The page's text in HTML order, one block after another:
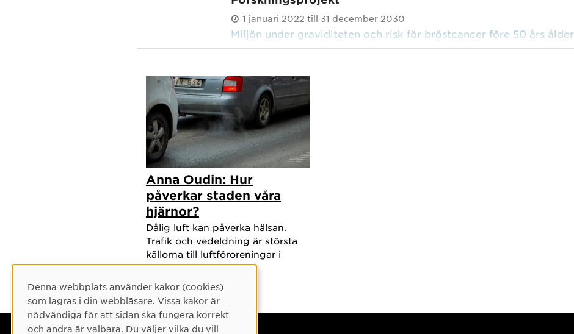
1 januari 2022 till 31 december 2030
Miljön under graviditeten och risk för bröstcancer före 50 års ålder
Luftföroreningar och astma i skolåldern
1 januari 2019 till 31 december 2028
Exponeringar under fosterstadiet och DNA metylering i
navelsträngsblod
1 januari 2016 till 31 december 2022
Luftföroreningars effekt på demens och kognition
1 januari 2016 till 31 december 2019
Anna Oudin: Hur
påverkar staden våra
hjärnor?
Dålig luft kan påverka hälsan.
Trafik och vedeldning är största
källorna till luftföroreningar i
Sverige.
Cookie-samtycke
Denna webbplats använder kakor (cookies)
som lagras i din webbläsare. Vissa kakor är
nödvändiga för att sidan ska fungera korrekt
och andra är valbara. Du väljer vilka du vill